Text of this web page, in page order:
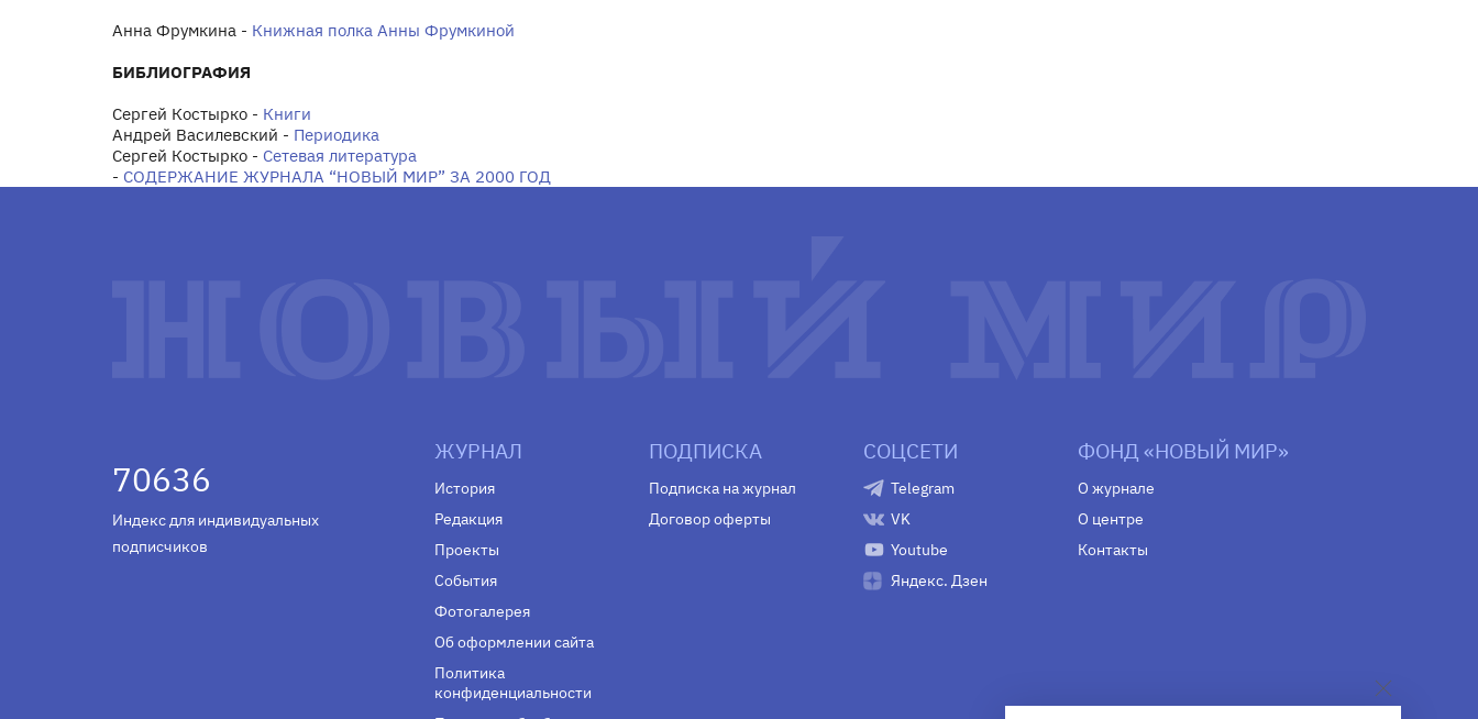
Анна Фрумкина - Книжная полка Анны Фрумкиной
БИБЛИОГРАФИЯ
Сергей Костырко - Книги
Андрей Василевский - Периодика
Сергей Костырко - Сетевая литература
- СОДЕРЖАНИЕ ЖУРНАЛА “НОВЫЙ МИР” ЗА 2000 ГОД
70636
Индекс для индивидуальных
подписчиков
ЖУРНАЛ
История
Редакция
Проекты
События
Фотогалерея
Об оформлении сайта
Политика
конфиденциальности
ПОДПИСКА
Подписка на журнал
Договор оферты
СОЦСЕТИ
Telegram
VK
Youtube
Яндекс. Дзен
ФОНД «НОВЫЙ МИР»
О журнале
О центре
Контакты